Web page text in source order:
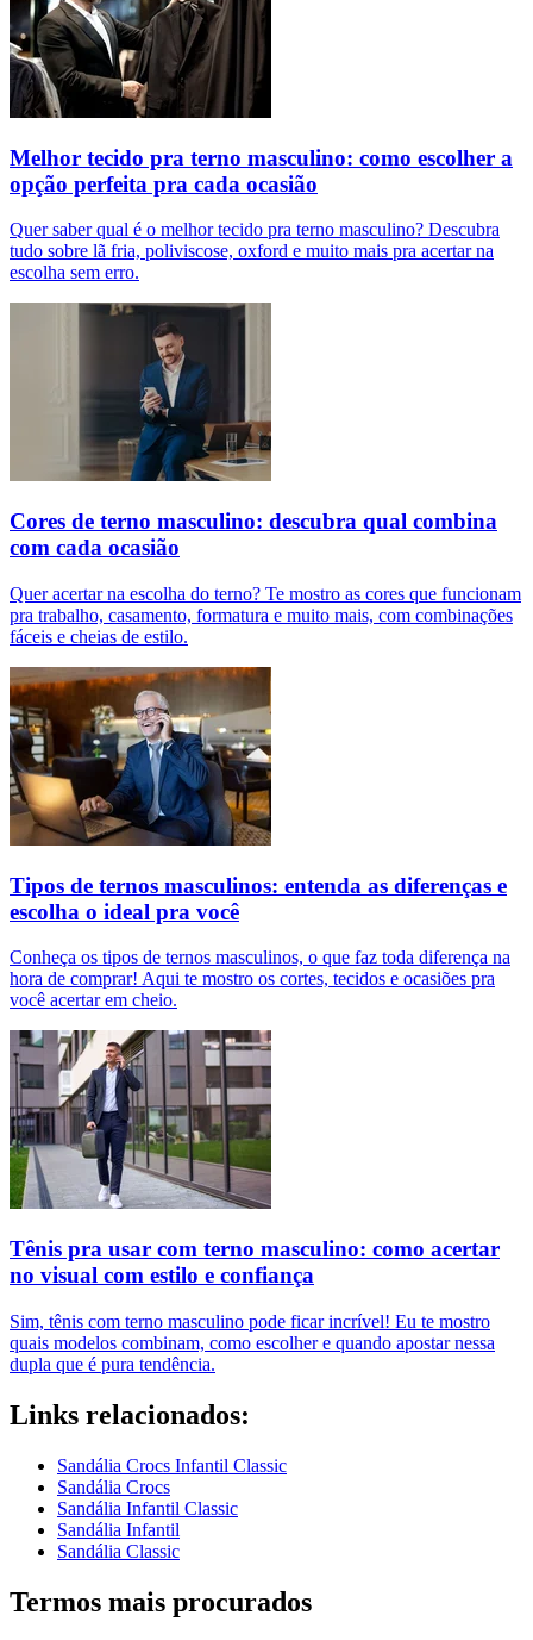
Melhor tecido pra terno masculino: como escolher a
opção perfeita pra cada ocasião
Quer saber qual é o melhor tecido pra terno masculino? Descubra
tudo sobre lã fria, poliviscose, oxford e muito mais pra acertar na
escolha sem erro.
Cores de terno masculino: descubra qual combina
com cada ocasião
Quer acertar na escolha do terno? Te mostro as cores que funcionam
pra trabalho, casamento, formatura e muito mais, com combinações
fáceis e cheias de estilo.
Tipos de ternos masculinos: entenda as diferenças e
escolha o ideal pra você
Conheça os tipos de ternos masculinos, o que faz toda diferença na
hora de comprar! Aqui te mostro os cortes, tecidos e ocasiões pra
você acertar em cheio.
Tênis pra usar com terno masculino: como acertar
no visual com estilo e confiança
Sim, tênis com terno masculino pode ficar incrível! Eu te mostro
quais modelos combinam, como escolher e quando apostar nessa
dupla que é pura tendência.
Links relacionados:
Sandália Crocs Infantil Classic
Sandália Crocs
Sandália Infantil Classic
Sandália Infantil
Sandália Classic
Termos mais procurados